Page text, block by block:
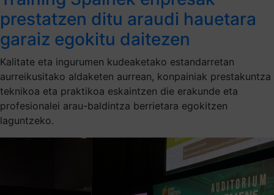
prestatzen ditu araudi hauetara
garaiz egokitu daitezen
Kalitate eta ingurumen kudeaketako estandarretan
aurreikusitako aldaketen aurrean, konpainiak prestakuntza
teknikoa eta praktikoa eskaintzen die erakunde eta
profesionalei arau-baldintza berrietara egokitzen
laguntzeko.